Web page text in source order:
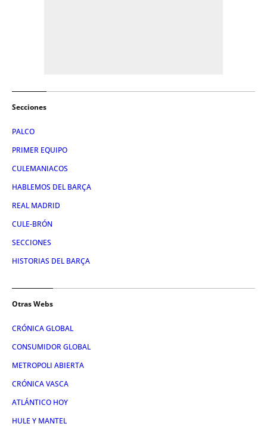
Secciones
PALCO
PRIMER EQUIPO
CULEMANIACOS
HABLEMOS DEL BARÇA
REAL MADRID
CULE-BRÓN
SECCIONES
HISTORIAS DEL BARÇA
Otras Webs
CRÓNICA GLOBAL
CONSUMIDOR GLOBAL
METROPOLI ABIERTA
CRÓNICA VASCA
ATLÁNTICO HOY
HULE Y MANTEL